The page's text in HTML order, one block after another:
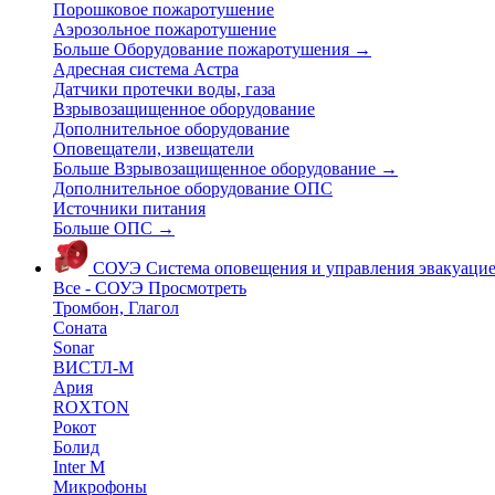
Порошковое пожаротушение
Аэрозольное пожаротушение
Больше Оборудование пожаротушения →
Адресная система Астра
Датчики протечки воды, газа
Взрывозащищенное оборудование
Дополнительное оборудование
Оповещатели, извещатели
Больше Взрывозащищенное оборудование →
Дополнительное оборудование ОПС
Источники питания
Больше ОПС →
СОУЭ Система оповещения и управления
Все - СОУЭ Просмотреть
Тромбон, Глагол
Соната
Sonar
ВИСТЛ-М
Ария
ROXTON
Рокот
Болид
Inter M
Микрофоны